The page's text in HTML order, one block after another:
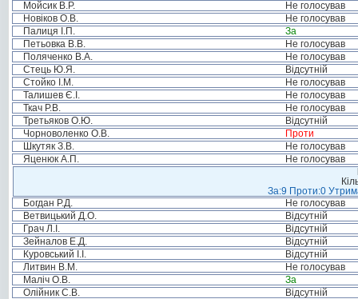
Мойсик В.Р.
Не голосував
Новіков О.В.
Не голосував
Палиця І.П.
За
Петьовка В.В.
Не голосував
Поляченко В.А.
Не голосував
Стець Ю.Я.
Відсутній
Стойко І.М.
Не голосував
Талишев Є.І.
Не голосував
Ткач Р.В.
Не голосував
Третьяков О.Ю.
Відсутній
Чорноволенко О.В.
Проти
Шкутяк З.В.
Не голосував
Яценюк А.П.
Не голосував
За:9 Проти:0
Богдан Р.Д.
Не голосував
Ветвицький Д.О.
Відсутній
Грач Л.І.
Відсутній
Зейналов Е.Д.
Відсутній
Куровський І.І.
Відсутній
Литвин В.М.
Не голосував
Маліч О.В.
За
Олійник С.В.
Відсутній